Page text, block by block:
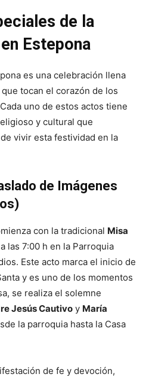
de la
Estepona
es una celebración llena
tocan el corazón de los
uno de estos actos tiene
y cultural que
vivir esta festividad en la
de Imágenes
con la tradicional Misa
las 7:00 h en la Parroquia
Este acto marca el inicio de
y es uno de los momentos
se realiza el solemne
Jesús Cautivo y María
la parroquia hasta la Casa
de fe y devoción,